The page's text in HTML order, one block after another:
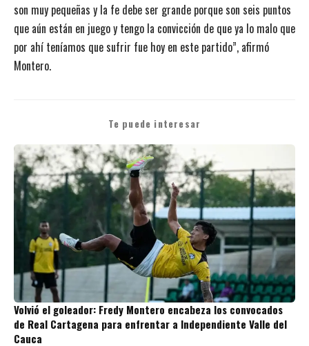
son muy pequeñas y la fe debe ser grande porque son seis puntos
que aún están en juego y tengo la convicción de que ya lo malo que
por ahí teníamos que sufrir fue hoy en este partido”, afirmó
Montero.
Te puede interesar
Volvió el goleador: Fredy Montero encabeza los convocados
de Real Cartagena para enfrentar a Independiente Valle del
Cauca